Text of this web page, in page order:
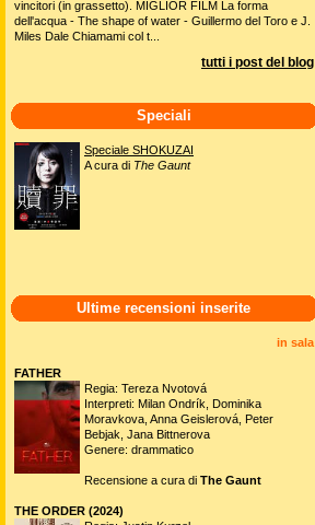
vincitori (in grassetto). MIGLIOR FILM La forma
dell'acqua - The shape of water - Guillermo del Toro e J.
Miles Dale Chiamami col t...
tutti i post del blog
Speciali
Speciale SHOKUZAI
A cura di The Gaunt
Ultime recensioni inserite
in sala
FATHER
Regia: Tereza Nvotová
Interpreti: Milan Ondrík, Dominika
Moravkova, Anna Geislerová, Peter
Bebjak, Jana Bittnerova
Genere: drammatico
Recensione a cura di The Gaunt
THE ORDER (2024)